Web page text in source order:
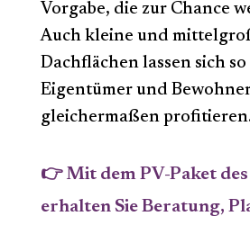
Vorgabe, die zur Chance
Auch kleine und
Dachflächen lassen sich
Eigentümer und
gleichermaßen
👉 Mit dem PV-Paket
erhalten Sie Beratung,